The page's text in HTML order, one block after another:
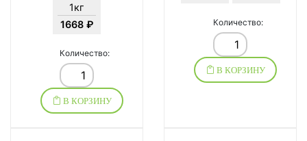
1кг
1668 ₽
Количество:
В КОРЗИНУ
Количество:
В КОРЗИНУ